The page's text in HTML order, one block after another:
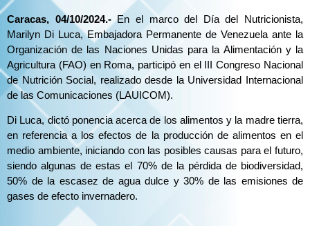
Caracas, 04/10/2024.-En el marco del Día del Nutricionista,
Marilyn Di Luca, Embajadora Permanente de Venezuela ante la
Organización de las Naciones Unidas para la Alimentación y la
Agricultura (FAO) en Roma, participó en el III Congreso Nacional
de Nutrición Social, realizado desde la Universidad Internacional
de las Comunicaciones (LAUICOM).
Di Luca, dictó ponencia acerca de los alimentos y la madre tierra,
en referencia a los efectos de la producción de alimentos en el
medio ambiente, iniciando con las posibles causas para el futuro,
siendo algunas de estas el 70% de la pérdida de biodiversidad,
50% de la escasez de agua dulce y 30% de las emisiones de
gases de efecto invernadero.